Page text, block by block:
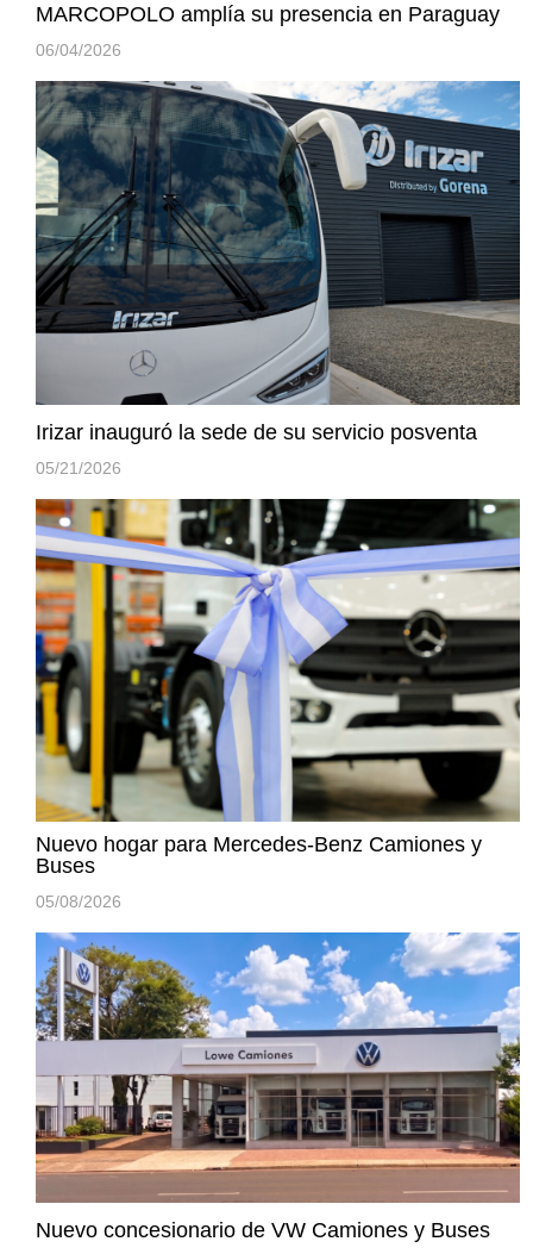
MARCOPOLO amplía su presencia en Paraguay
06/04/2026
Irizar inauguró la sede de su servicio posventa
05/21/2026
Nuevo hogar para Mercedes-Benz Camiones y
Buses
05/08/2026
Nuevo concesionario de VW Camiones y Buses